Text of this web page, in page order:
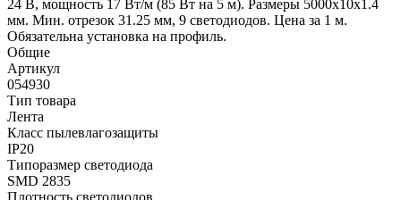
24 В, мощность 17 Вт/м (85 Вт на 5 м). Размеры 5000x10x1.4
мм. Мин. отрезок 31.25 мм, 9 светодиодов. Цена за 1 м.
Обязательна установка на профиль.
Общие
Артикул
054930
Тип товара
Лента
Класс пылевлагозащиты
IP20
Типоразмер светодиода
SMD 2835
Плотность светодиодов